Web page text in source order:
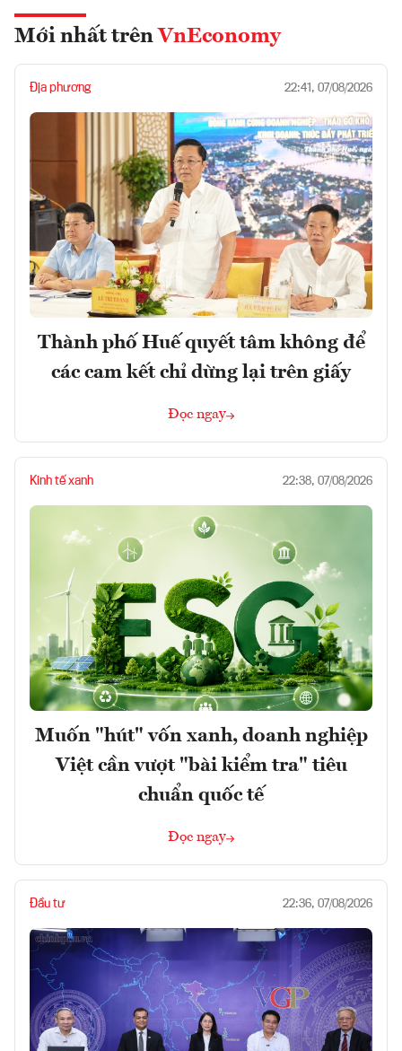
Mới nhất trên VnEconomy
Địa phương 22:41, 07/08/2026
Thành phố Huế quyết tâm không để
các cam kết chỉ dừng lại trên giấy
Đọc ngay
Kinh tế xanh 22:38, 07/08/2026
Muốn "hút" vốn xanh, doanh nghiệp
Việt cần vượt "bài kiểm tra" tiêu
chuẩn quốc tế
Đọc ngay
Đầu tư 22:36, 07/08/2026